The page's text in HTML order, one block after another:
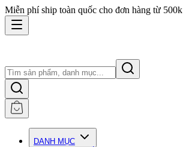
Miễn phí ship toàn quốc cho đơn hàng từ 500k
DANH MỤC